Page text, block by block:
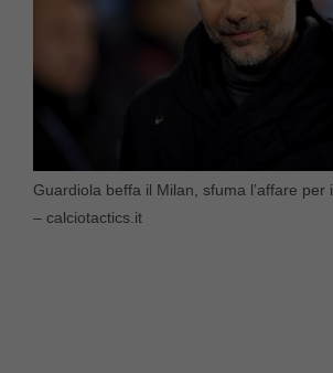
Guardiola beffa il Milan, sfuma l’affare per
– calciotactics.it